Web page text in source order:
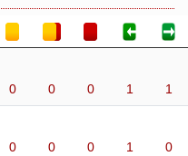
0 0 0 1 1
0 0 0 1 0